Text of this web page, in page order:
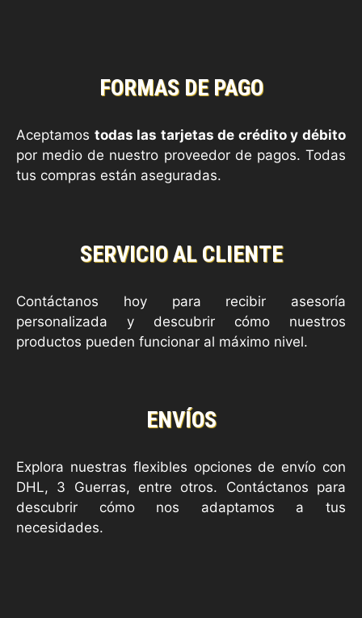
FORMAS DE PAGO
Aceptamos todas las tarjetas de crédito y débito
por medio de nuestro proveedor de pagos. Todas
tus compras están aseguradas.
SERVICIO AL CLIENTE
Contáctanos hoy para recibir asesoría
personalizada y descubrir cómo nuestros
productos pueden funcionar al máximo nivel.
ENVÍOS
Explora nuestras flexibles opciones de envío con
DHL, 3 Guerras, entre otros. Contáctanos para
descubrir cómo nos adaptamos a tus
necesidades.